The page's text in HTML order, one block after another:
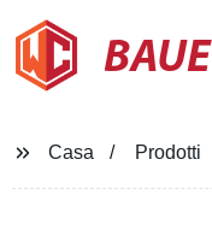
BAUE
Casa Prodotti